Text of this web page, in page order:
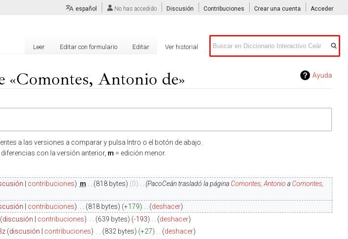
Ayuda
«Comontes, Antonio de»
a las versiones a comparar y pulsa Intro o el botón de abajo.
diferencias con la versión anterior, m = edición menor.
contribuciones m 818 bytes 0 PacoCeán trasladó la página Comontes, Antonio a Comontes,
contribuciones 818 bytes +179
deshacer
discusión contribuciones 639 bytes -193
deshacer
discusión contribuciones 832 bytes +27
deshacer
español No has accedido Discusión Contribuciones Crear una cuenta Acceder
Leer Editar con formulario Editar Ver historial
Buscar